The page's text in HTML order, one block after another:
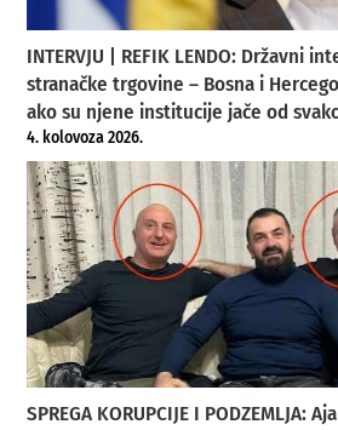
INTERVJU | REFIK LENDO: Državni
stranačke trgovine – Bosna i
ako su njene institucije jače od
4. kolovoza 2026.
SPREGA KORUPCIJE I PODZEMLJA: